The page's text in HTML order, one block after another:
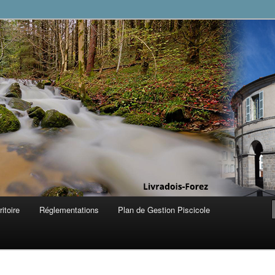
Réglementations Plan de Gestion Piscicole